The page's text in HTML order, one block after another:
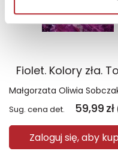
Fiolet. Kolory zła.
Małgorzata Oliwia
Sug. cena det. 59,99 zł
Zaloguj się, aby